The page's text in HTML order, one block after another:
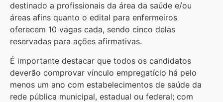
destinado a profissionais da área da saúde e/ou
áreas afins quanto o edital para enfermeiros
oferecem 10 vagas cada, sendo cinco delas
reservadas para ações afirmativas.
É importante destacar que todos os candidatos
deverão comprovar vínculo empregatício há pelo
menos um ano com estabelecimentos de saúde da
rede pública municipal, estadual ou federal; com